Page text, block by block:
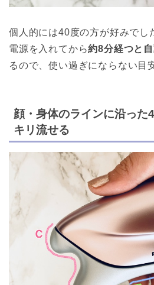
個人的には40度の方が好みでし
電源を入れてから約8分経つと
るので、使い過ぎにならない目
顔・身体のラインに沿った
キリ流せる